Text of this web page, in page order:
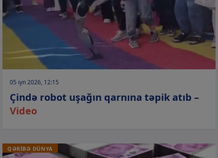
05 iyn 2026, 12:15
Çində robot uşağın qarnına təpik atıb –
Video
QƏRİBƏ DÜNYA